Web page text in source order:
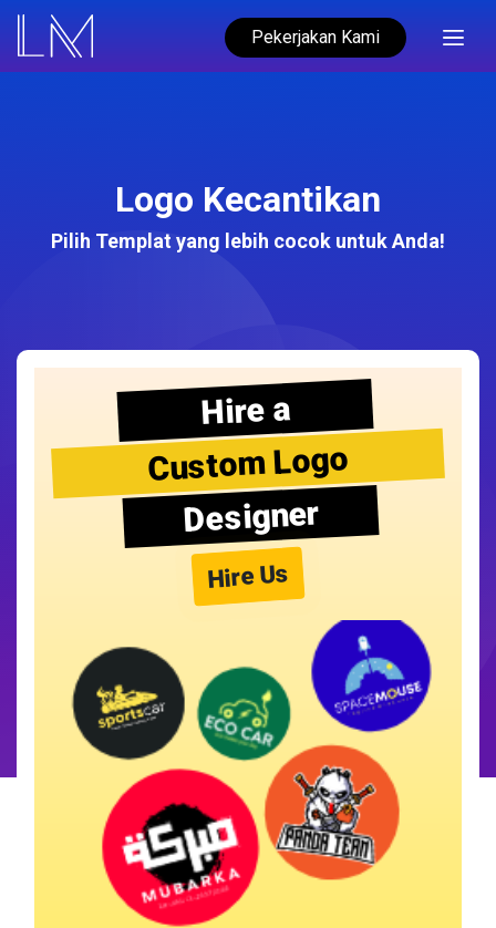
Pekerjakan Kami
Logo Kecantikan
Pilih Templat yang lebih cocok untuk Anda!
Hire a
Custom Logo
Designer
Hire Us